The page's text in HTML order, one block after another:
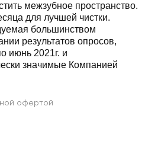
межзубное пространство.
для лучшей чистки.
большинством
результатов опросов,
июнь 2021г. и
значимые Компанией
офертой